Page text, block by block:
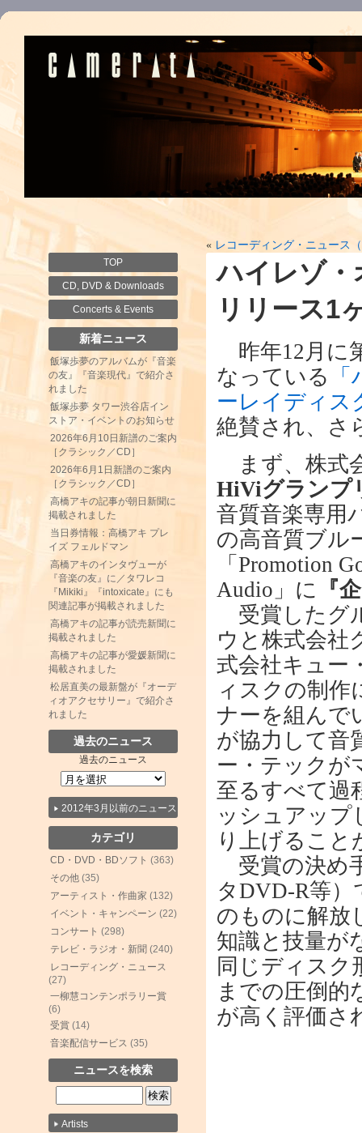
TOP
CD, DVD & Downloads
Concerts & Events
新着ニュース
飯塚歩夢のアルバムが『音楽
の友』『音楽現代』で紹介さ
れました
飯塚歩夢 タワー渋谷店イン
ストア・イベントのお知らせ
2026年6月10日新譜のご案内
［クラシック／CD］
2026年6月1日新譜のご案内
［クラシック／CD］
高橋アキの記事が朝日新聞に
掲載されました
当日券情報：高橋アキ プレ
イズ フェルドマン
高橋アキのインタヴューが
『音楽の友』に／タワレコ
『Mikiki』『intoxicate』にも
関連記事が掲載されました
高橋アキの記事が読売新聞に
掲載されました
高橋アキの記事が愛媛新聞に
掲載されました
松居直美の最新盤が『オーデ
ィオアクセサリー』で紹介さ
れました
過去のニュース
過去のニュース
2012年3月以前のニュース
カテゴリ
CD・DVD・BDソフト (363)
その他 (35)
アーティスト・作曲家 (132)
イベント・キャンペーン (22)
コンサート (298)
テレビ・ラジオ・新聞 (240)
レコーディング・ニュース
(27)
一柳慧コンテンポラリー賞
(6)
受賞 (14)
音楽配信サービス (35)
ニュースを検索
Artists
« レコーディング・ニュース
ハイレゾ・
リリース1
昨年12月に
なっている
ーレイディス
絶賛され、さ
まず、株式
HiViグランプ
音質音楽専用
の高音質ブル
「Promotion
Audio」に
『
受賞したグ
ウと株式会社
式会社キュー
ィスクの制作
ナーを組んで
が協力して音
ー・テックが
至るすべて過
ッシュアップ
り上げること
受賞の決め
タDVD-R等
のものに解放
知識と技量が
同じディスク
までの圧倒的
が高く評価さ